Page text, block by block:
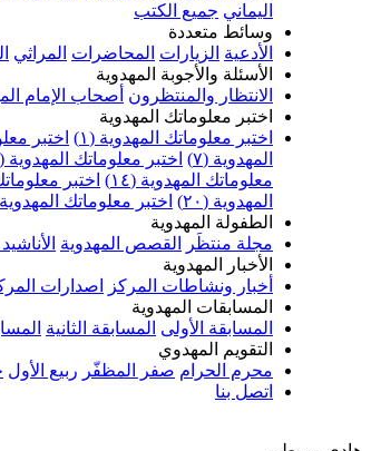
اليماني جميع الكتب
وسائط متعددة
الأدعية الزيارات المحاضرات المراثي
الأسئلة والأجوبة المهدوية
الانتظار والمنتظرون أصحاب الإمام
اختبر معلوماتك المهدوية
اختبر معلوماتك المهدوية (١)
اختبر
المهدوية (٧)
اختبر معلوماتك المهدوية (٨)
معلوماتك المهدوية (١٤)
اختبر
المهدوية (٢٠)
اختبر معلوماتك المهدوية
الطفولة المهدوية
مجلة منتظَر
القصص المهدوية
الأخبار المهدوية
أخبار ونشاطات المركز
اصدارات
المسابقات المهدوية
المسابقة الأولى المسابقة الثانية
التقويم المهدوي
محرم الحرام صفر المظفّر ربيع الأول
اتصل بنا